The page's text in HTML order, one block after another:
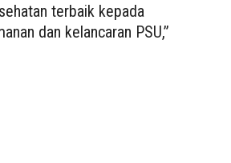
terbaik kepada
dan kelancaran PSU,”